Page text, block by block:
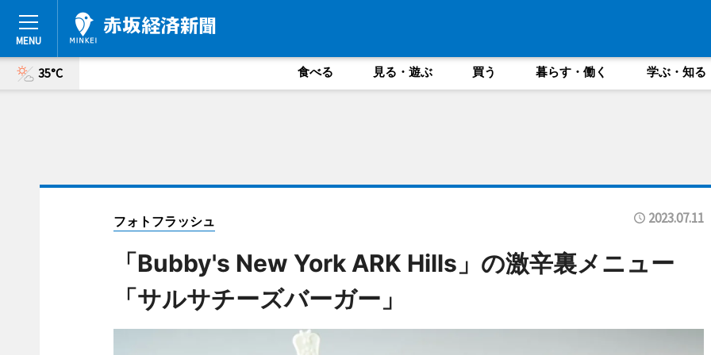
35°C 食べる 見る・遊ぶ 買う 暮らす・働く 学ぶ・知る
フォトフラッシュ 2023.07.11
「Bubby's New York ARK Hills」の激辛裏メニュー
「サルサチーズバーガー」